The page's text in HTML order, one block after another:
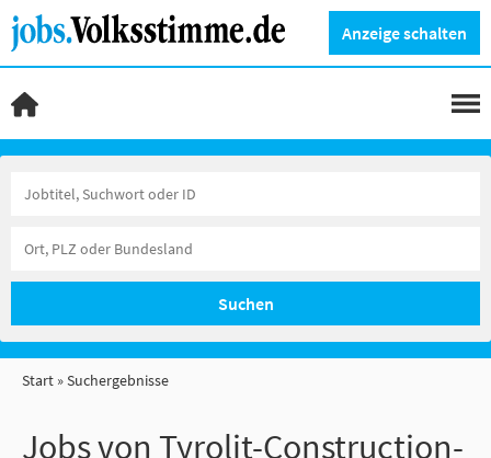
Anzeige schalten
Suchen
Start Suchergebnisse
Jobs von Tyrolit-Construction-